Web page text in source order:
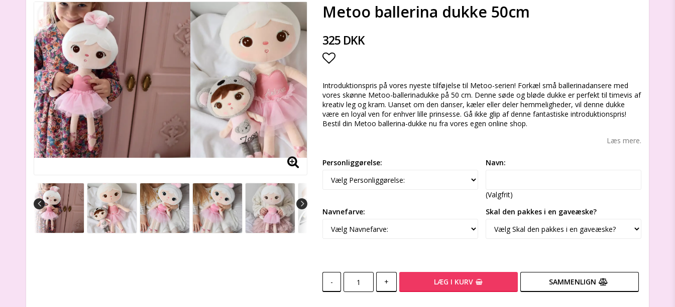
Metoo ballerina dukke 50cm
325 DKK
Add to list of favorites
Introduktionspris på vores nyeste tilføjelse til Metoo-serien! Forkæl små ballerinadansere med
vores skønne Metoo-ballerinadukke på 50 cm. Denne søde og bløde dukke er perfekt til timevis af
kreativ leg og kram. Uanset om den danser, kæler eller deler hemmeligheder, vil denne dukke
være en loyal ven for enhver lille prinsesse. Gå ikke glip af denne fantastiske introduktionspris!
Bestil din Metoo ballerina-dukke nu fra vores egen online shop.
Læs mere.
Personliggørelse: Navn:
(Valgfrit)
Navnefarve:
Skal den pakkes i en gaveæske?
- + LÆG I KURV SAMMENLIGN